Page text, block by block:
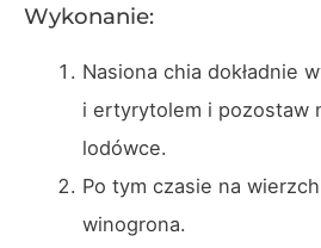
Wykonanie:
Nasiona chia dokładnie
i ertyrytolem i pozostaw
lodówce.
Po tym czasie na
winogrona.